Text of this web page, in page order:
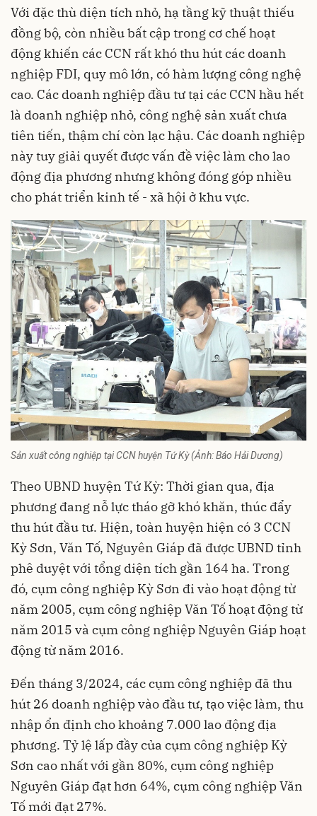
Với đặc thù diện tích nhỏ, hạ tầng kỹ thuật thiếu
đồng bộ, còn nhiều bất cập trong cơ chế hoạt
động khiến các CCN rất khó thu hút các doanh
nghiệp FDI, quy mô lớn, có hàm lượng công nghệ
cao. Các doanh nghiệp đầu tư tại các CCN hầu hết
là doanh nghiệp nhỏ, công nghệ sản xuất chưa
tiên tiến, thậm chí còn lạc hậu. Các doanh nghiệp
này tuy giải quyết được vấn đề việc làm cho lao
động địa phương nhưng không đóng góp nhiều
cho phát triển kinh tế - xã hội ở khu vực.
Sản xuất công nghiệp tại CCN huyện Tứ Kỳ (Ảnh: Báo Hải Dương)
Theo UBND huyện Tứ Kỳ: Thời gian qua, địa
phương đang nỗ lực tháo gỡ khó khăn, thúc đẩy
thu hút đầu tư. Hiện, toàn huyện hiện có 3 CCN
Kỳ Sơn, Văn Tố, Nguyên Giáp đã được UBND tỉnh
phê duyệt với tổng diện tích gần 164 ha. Trong
đó, cụm công nghiệp Kỳ Sơn đi vào hoạt động từ
năm 2005, cụm công nghiệp Văn Tố hoạt động từ
năm 2015 và cụm công nghiệp Nguyên Giáp hoạt
động từ năm 2016.
Đến tháng 3/2024, các cụm công nghiệp đã thu
hút 26 doanh nghiệp vào đầu tư, tạo việc làm, thu
nhập ổn định cho khoảng 7.000 lao động địa
phương. Tỷ lệ lấp đầy của cụm công nghiệp Kỳ
Sơn cao nhất với gần 80%, cụm công nghiệp
Nguyên Giáp đạt hơn 64%, cụm công nghiệp Văn
Tố mới đạt 27%.